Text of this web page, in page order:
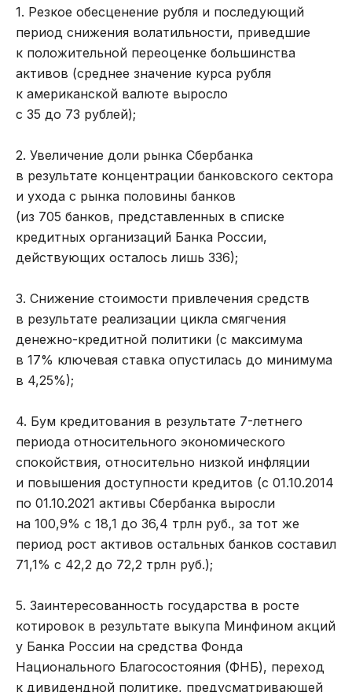
1. Резкое обесценение рубля и последующий
период снижения волатильности, приведшие
к положительной переоценке большинства
активов (среднее значение курса рубля
к американской валюте выросло
с 35 до 73 рублей);
2. Увеличение доли рынка Сбербанка
в результате концентрации банковского сектора
и ухода с рынка половины банков
(из 705 банков, представленных в списке
кредитных организаций Банка России,
действующих осталось лишь 336);
3. Снижение стоимости привлечения средств
в результате реализации цикла смягчения
денежно-кредитной политики (с максимума
в 17% ключевая ставка опустилась до минимума
в 4,25%);
4. Бум кредитования в результате 7-летнего
периода относительного экономического
спокойствия, относительно низкой инфляции
и повышения доступности кредитов (с 01.10.2014
по 01.10.2021 активы Сбербанка выросли
на 100,9% с 18,1 до 36,4 трлн руб., за тот же
период рост активов остальных банков составил
71,1% с 42,2 до 72,2 трлн руб.);
5. Заинтересованность государства в росте
котировок в результате выкупа Минфином акций
у Банка России на средства Фонда
Национального Благосостояния (ФНБ), переход
к дивидендной политике, предусматривающей